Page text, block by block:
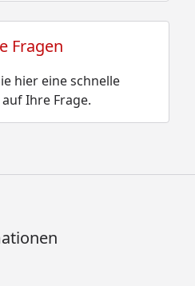
Fragen
hier eine schnelle
Ihre Frage.